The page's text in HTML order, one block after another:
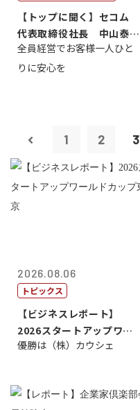
【トップに聞く】セコム
代表取締役社長 中山泰
男
全員経営でお客様一人ひと
りに安心を
1 2 3
2026.08.06
トピックス
【ビジネスレポート】
2026スタートアップワー
ルドカップ東京
優勝は（株）カウシェ